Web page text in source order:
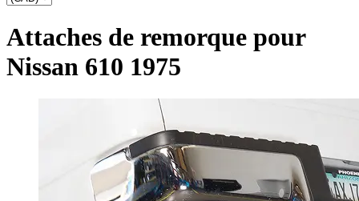
Attaches de remorque pour
Nissan 610 1975